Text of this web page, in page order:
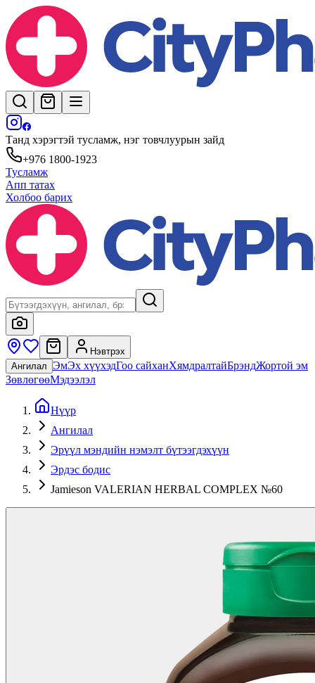
Танд хэрэгтэй тусламж, нэг товчлуурын зайд
+976 1800-1923
Тусламж
Апп татах
Холбоо барих
Нэвтрэх
Ангилал ЭмЭх хүүхэдГоо сайханХямдралтайБрэндЖортой эм
ЗөвлөгөөМэдээлэл
Нүүр
Ангилал
Эрүүл мэндийн нэмэлт бүтээгдэхүүн
Эрдэс бодис
Jamieson VALERIAN HERBAL COMPLEX №60